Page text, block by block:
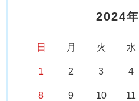
2024年
日 月 火 水
1 2 3 4
8 9 10 11